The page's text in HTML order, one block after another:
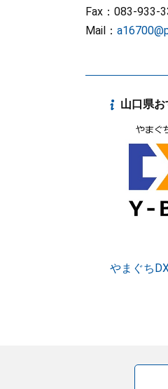
Fax：083-933-
Mail：
山口県
やまぐち